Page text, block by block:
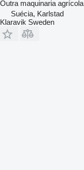
Outra maquinaria agrícola
Suécia, Karlstad
Klaravik Sweden